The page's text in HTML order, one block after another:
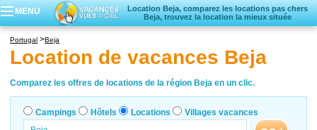
MENU
Location Beja, comparez les locations pas chers
Beja, trouvez la location la mieux située
Locations vacances
Villages vacances
Portugal Beja
Location de vacances Beja
Comparez les offres de locations de la région Beja en un clic.
Campings Hôtels Locations Villages vacances